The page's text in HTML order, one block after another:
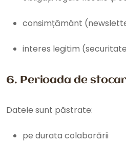
consimțământ
interes legitim
6. Perioada de
Datele sunt păstrate:
pe durata colaborării